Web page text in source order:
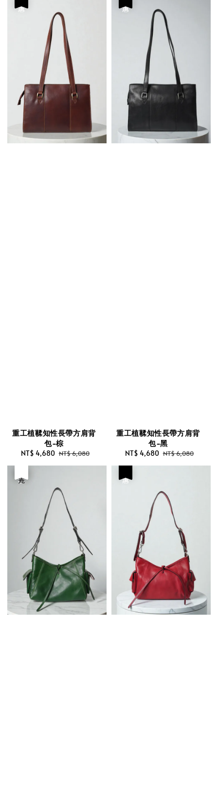
重工植鞣知性長帶方肩背
包-棕
Sale
price
NT$ 4,680 Regular
price
NT$ 6,080
重工植鞣知性長帶方肩背
包-黑
Sale
price
NT$ 4,680 Regular
price
NT$ 6,080